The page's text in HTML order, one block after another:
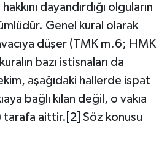
dayandırdığı olguların
Genel kural olarak
düşer (TMK m.6; HMK
bazı istisnaları da
aşağıdaki hallerde ispat
bağlı kılan değil, o vakıa
tarafa aittir. [2] Söz konusu